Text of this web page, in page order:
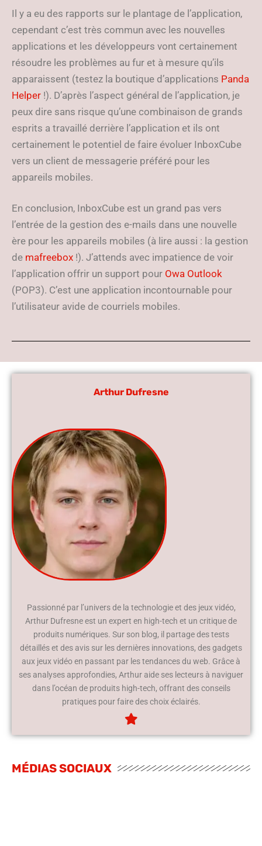
Il y a eu des rapports sur le plantage de l’application,
cependant c’est très commun avec les nouvelles
applications et les développeurs vont certainement
résoudre les problèmes au fur et à mesure qu’ils
apparaissent (testez la boutique d’applications Panda
Helper !). D’après l’aspect général de l’application, je
peux dire sans risque qu’une combinaison de grands
esprits a travaillé derrière l’application et ils ont
certainement le potentiel de faire évoluer InboxCube
vers un client de messagerie préféré pour les
appareils mobiles.
En conclusion, InboxCube est un grand pas vers
l’entrée de la gestion des e-mails dans une nouvelle
ère pour les appareils mobiles (à lire aussi : la gestion
de mafreebox !). J’attends avec impatience de voir
l’application offrir un support pour Owa Outlook
(POP3). C’est une application incontournable pour
l’utilisateur avide de courriels mobiles.
Arthur Dufresne
Passionné par l’univers de la technologie et des jeux vidéo,
Arthur Dufresne est un expert en high-tech et un critique de
produits numériques. Sur son blog, il partage des tests
détaillés et des avis sur les dernières innovations, des gadgets
aux jeux vidéo en passant par les tendances du web. Grâce à
ses analyses approfondies, Arthur aide ses lecteurs à naviguer
dans l’océan de produits high-tech, offrant des conseils
pratiques pour faire des choix éclairés.
MÉDIAS SOCIAUX